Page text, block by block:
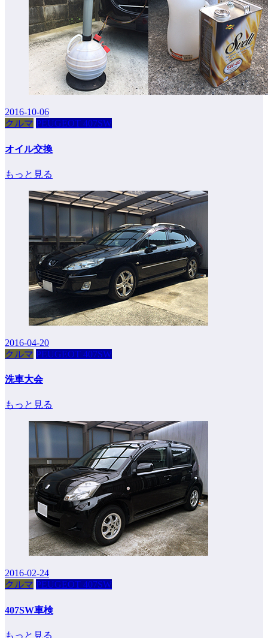
2016-10-06
クルマ PEUGEOT 407SW
オイル交換
もっと見る
2016-04-20
クルマ PEUGEOT 407SW
洗車大会
もっと見る
2016-02-24
クルマ PEUGEOT 407SW
407SW車検
もっと見る